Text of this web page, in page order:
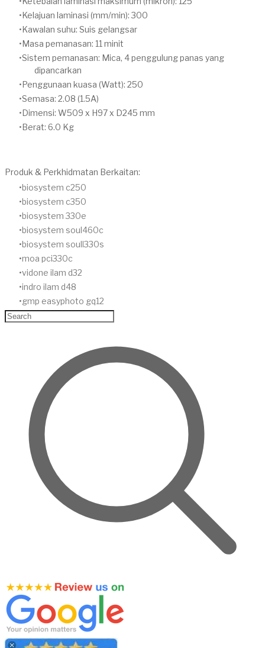
Kelajuan laminasi (mm/min): 300
Kawalan suhu: Suis gelangsar
Masa pemanasan: 11 minit
Sistem pemanasan: Mica, 4 penggulung panas yang
dipancarkan
Penggunaan kuasa (Watt): 250
Semasa: 2.08 (1.5A)
Dimensi: W509 x H97 x D245 mm
Berat: 6.0 Kg
Produk & Perkhidmatan Berkaitan:
biosystem c250
biosystem c350
biosystem 330e
biosystem soul460c
biosystem soull330s
moa pci330c
vidone ilam d32
indro ilam d48
gmp easyphoto gq12